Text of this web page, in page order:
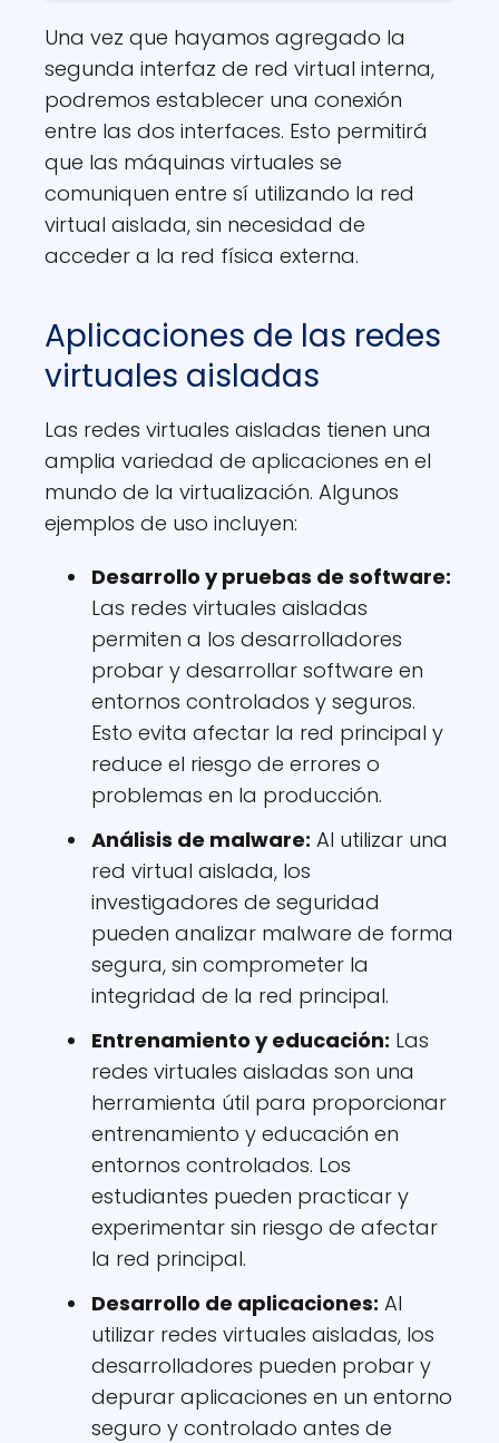
Una vez que hayamos agregado la
segunda interfaz de red virtual interna,
podremos establecer una conexión
entre las dos interfaces. Esto permitirá
que las máquinas virtuales se
comuniquen entre sí utilizando la red
virtual aislada, sin necesidad de
acceder a la red física externa.
Aplicaciones de las redes
virtuales aisladas
Las redes virtuales aisladas tienen una
amplia variedad de aplicaciones en el
mundo de la virtualización. Algunos
ejemplos de uso incluyen:
Desarrollo y pruebas de software:
Las redes virtuales aisladas
permiten a los desarrolladores
probar y desarrollar software en
entornos controlados y seguros.
Esto evita afectar la red principal y
reduce el riesgo de errores o
problemas en la producción.
Análisis de malware: Al utilizar una
red virtual aislada, los
investigadores de seguridad
pueden analizar malware de forma
segura, sin comprometer la
integridad de la red principal.
Entrenamiento y educación: Las
redes virtuales aisladas son una
herramienta útil para proporcionar
entrenamiento y educación en
entornos controlados. Los
estudiantes pueden practicar y
experimentar sin riesgo de afectar
la red principal.
Desarrollo de aplicaciones: Al
utilizar redes virtuales aisladas, los
desarrolladores pueden probar y
depurar aplicaciones en un entorno
seguro y controlado antes de